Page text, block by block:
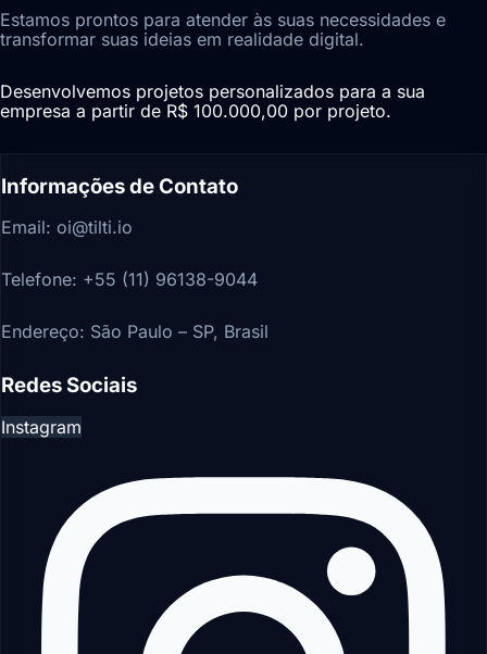
Estamos prontos para atender às suas necessidades e
transformar suas ideias em realidade digital.
Desenvolvemos projetos personalizados para a sua
empresa a partir de R$ 100.000,00 por projeto.
Informações de Contato
Email: oi@tilti.io
Telefone: +55 (11) 96138-9044
Endereço: São Paulo – SP, Brasil
Redes Sociais
Instagram